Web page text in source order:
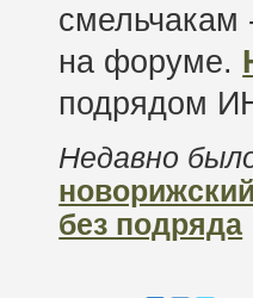
на форуме.
подрядом
Недавно
новорижский
без подряда